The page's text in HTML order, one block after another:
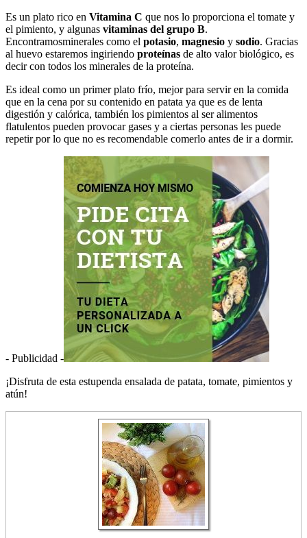
Es un plato rico en Vitamina C que nos lo proporciona el tomate y
el pimiento, y algunas vitaminas del grupo B.
Encontramosminerales como el potasio, magnesio y sodio. Gracias
al huevo estaremos ingiriendo proteínas de alto valor biológico, es
decir con todos los minerales de la proteína.
Es ideal como un primer plato frío, mejor para servir en la comida
que en la cena por su contenido en patata ya que es de lenta
digestión y calórica, también los pimientos al ser alimentos
flatulentos pueden provocar gases y a ciertas personas les puede
repetir por lo que no es recomendable comerlo antes de ir a dormir.
- Publicidad -
¡Disfruta de esta estupenda ensalada de patata, tomate, pimientos y
atún!